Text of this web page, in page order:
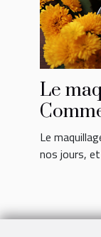
Le
et
Le
nos jours,